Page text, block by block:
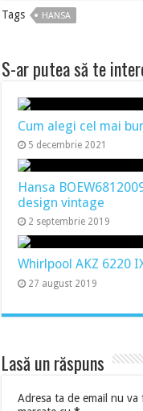
Tags HANSA
S-ar putea să te
Cum alegi cel mai
5 decembrie 2021
Hansa
design vintage
2 septembrie 2019
Whirlpool AKZ 6220
27 august 2019
Lasă un răspuns
Adresa ta de email nu va